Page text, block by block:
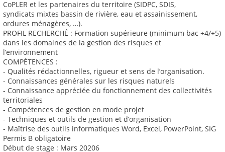
CoPLER et les partenaires du territoire (SIDPC, SDIS,
syndicats mixtes bassin de rivière, eau et assainissement,
ordures ménagères, …).
PROFIL RECHERCHÉ : Formation supérieure (minimum bac +4/+5)
dans les domaines de la gestion des risques et
l’environnement
COMPÉTENCES :
- Qualités rédactionnelles, rigueur et sens de l’organisation.
- Connaissances générales sur les risques naturels
- Connaissance appréciée du fonctionnement des collectivités
territoriales
- Compétences de gestion en mode projet
- Techniques et outils de gestion et d’organisation
- Maîtrise des outils informatiques Word, Excel, PowerPoint, SIG
Permis B obligatoire
Début de stage : Mars 20206